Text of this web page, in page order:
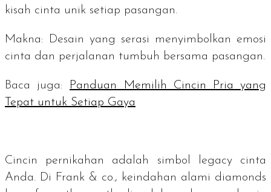
kisah cinta unik setiap pasangan.
Makna: Desain yang serasi menyimbolkan emosi
cinta dan perjalanan tumbuh bersama pasangan.
Baca juga:
Panduan Memilih Cincin Pria yang
Tepat untuk Setiap Gaya
Cincin pernikahan adalah simbol legacycinta
Anda. Di Frank & co., keindahan alami diamonds